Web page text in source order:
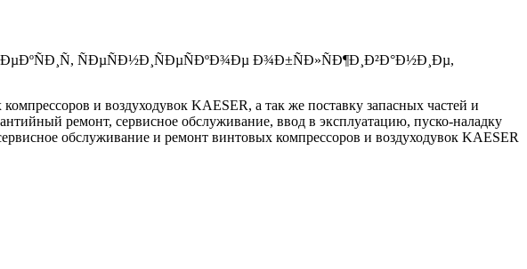
и воздуходувок KAESER, а так же поставку запасных частей и
ремонт, сервисное обслуживание, ввод в эксплуатацию, пуско-наладку
обслуживание и ремонт винтовых компрессоров и воздуходувок KAESER